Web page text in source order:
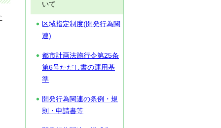
いて
区域指定制度(開発行為関
連)
都市計画法施行令第25条
第6号ただし書の運用基
準
開発行為関連の条例・規
則・申請書等